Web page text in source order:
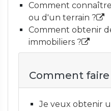
Comment
ou d'un terrain ?
Comment obtenir
immobiliers ?
Comment faire
Je veux obtenir